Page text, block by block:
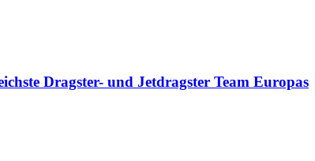
Dragster- und Jetdragster Team Europas